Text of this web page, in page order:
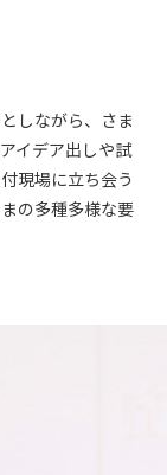
しながら、さま
アイデア出しや試
現場に立ち会う
の多種多様な要